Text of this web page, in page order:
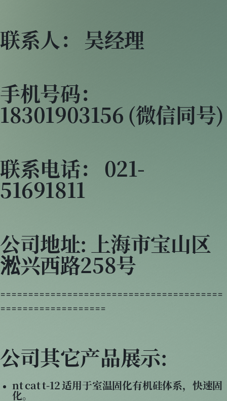
联系人： 吴经理
手机号码：
18301903156 (微信同号)
联系电话： 021-
51691811
公司地址: 上海市宝山区
淞兴西路258号
========================================
===================
公司其它产品展示:
nt cat t-12 适用于室温固化有机硅体系，快速固
化。